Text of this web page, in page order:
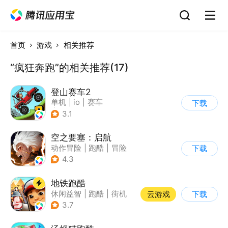
首页 游戏 相关推荐
“疯狂奔跑”的相关推荐(17)
登山赛车2
单机 io
赛车
| 欧美风
3.1
下载
空之要塞：启航
动作冒险 跑酷
冒险
| 剧情
4.3
下载
地铁跑酷
休闲益智 跑酷
街机
| 创梦天地
3.7
云游戏 下载